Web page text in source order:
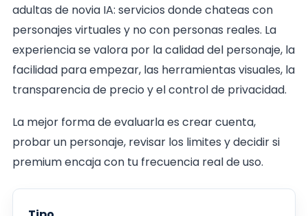
adultas de novia IA: servicios donde chateas con
personajes virtuales y no con personas reales. La
experiencia se valora por la calidad del personaje, la
facilidad para empezar, las herramientas visuales, la
transparencia de precio y el control de privacidad.
La mejor forma de evaluarla es crear cuenta,
probar un personaje, revisar los limites y decidir si
premium encaja con tu frecuencia real de uso.